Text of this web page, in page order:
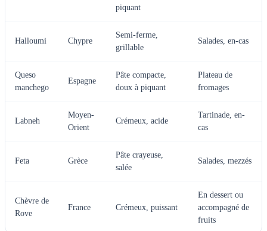
piquant
Halloumi Chypre
Semi-ferme,
grillable
Salades, en-cas
Queso
manchego
Espagne
Pâte compacte,
doux à piquant
Plateau de
fromages
Labneh
Moyen-
Orient
Crémeux, acide
Tartinade, en-
cas
Feta Grèce
Pâte crayeuse,
salée
Salades, mezzés
Chèvre de
Rove
France Crémeux, puissant
En dessert ou
accompagné de
fruits